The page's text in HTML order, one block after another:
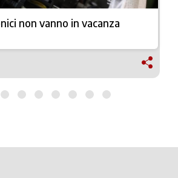
non vanno in vacanza